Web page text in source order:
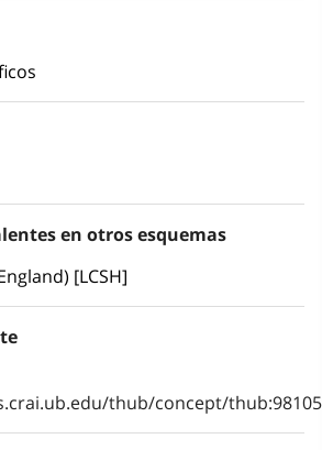
en otros esquemas
[LCSH]
thub/concept/